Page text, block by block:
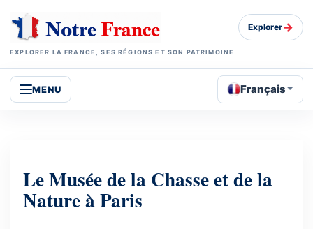
EXPLORER LA FRANCE, SES RÉGIONS ET SON PATRIMOINE
Explorer→
MENU Français
Le Musée de la Chasse et de la
Nature à Paris